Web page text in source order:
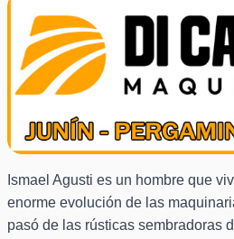
Ismael Agusti es un hombre que
enorme evolución de las
pasó de las rústicas sembradoras